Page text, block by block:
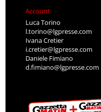
Account
Luca Torino
l.torino@lgpresse.com
Ivana Cretier
i.cretier@lgpresse.com
Daniele Fimiano
d.fimiano@lgpresse.com